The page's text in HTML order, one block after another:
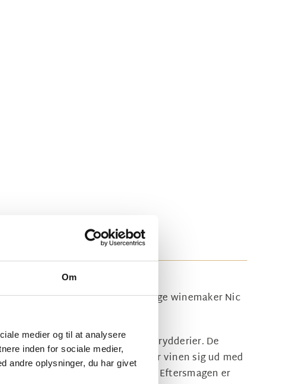
Om
medier og til at analysere
inden for sociale medier,
andre oplysninger, du har givet
og frodige aromaer har den unge winemaker Nic
kraftfulde terroir.
af sommerblomster og lette krydderier. De
udtryk. I smagen folder vinen sig ud med
smule chokolade træder frem. Eftersmagen er